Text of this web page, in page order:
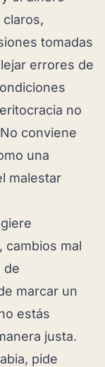
tomadas
errores de
no
conviene
una
malestar
cambios mal
de
marcar un
estás
justa.
pide